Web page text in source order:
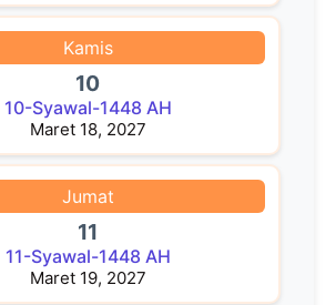
Kamis
10
10-Syawal-1448 AH
Maret 18, 2027
Jumat
11
11-Syawal-1448 AH
Maret 19, 2027